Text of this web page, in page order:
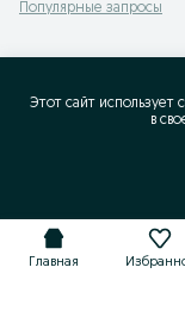
Популярные запросы
Главная
Этот сайт
в